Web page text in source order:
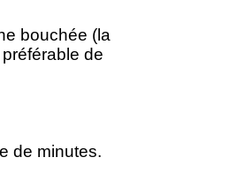
bouchée (la
de
de minutes.